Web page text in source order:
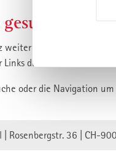
zu verbessern,
die auf unsere
oder die Navigation
| Rosenbergstr. 36 | CH-